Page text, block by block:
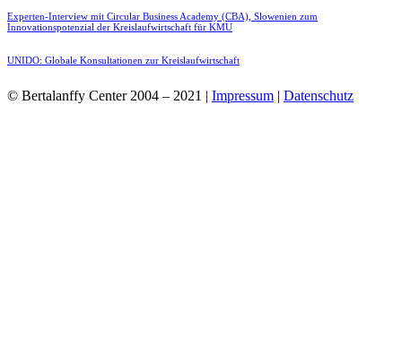
Experten-Interview mit Circular Business Academy (CBA), Slowenien zum
Innovationspotenzial der Kreislaufwirtschaft für KMU
UNIDO: Globale Konsultationen zur Kreislaufwirtschaft
© Bertalanffy Center 2004 – 2021 | Impressum | Datenschutz